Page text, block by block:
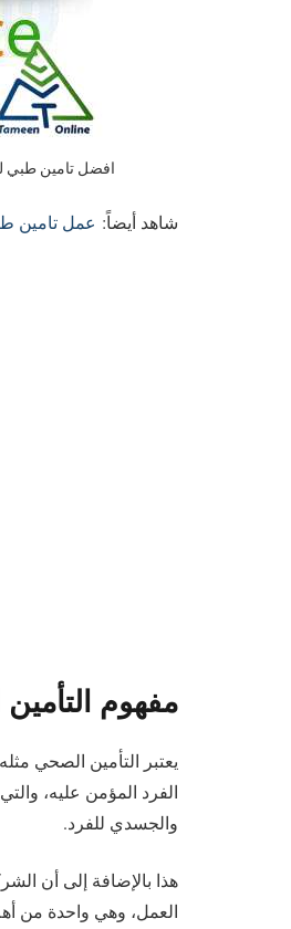
افضل تامين طبي
شاهد أيضاً: عمل تامين
مفهوم
يعتبر التأمين الصحي
الفرد المؤمن عليه،
والجسدي للفرد.
هذا بالإضافة إلى أن
العمل، وهي واحدة من